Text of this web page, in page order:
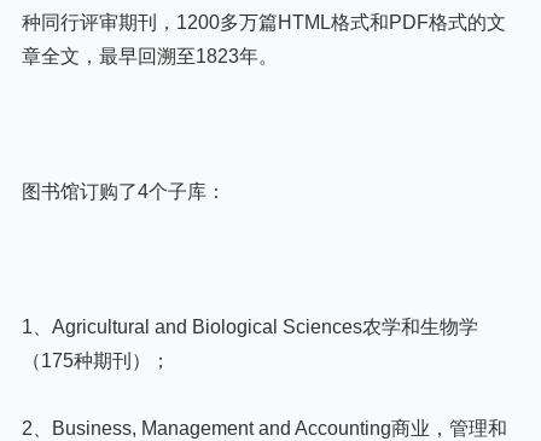
种同行评审期刊，1200多万篇HTML格式和PDF格式的文
章全文，最早回溯至1823年。
图书馆订购了4个子库：
1、Agricultural and Biological Sciences农学和生物学
（175种期刊）；
2、Business, Management and Accounting商业，管理和